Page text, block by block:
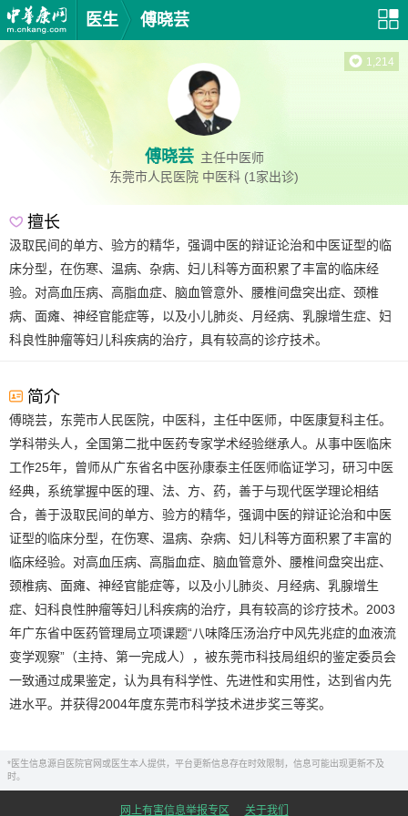
医生 傅晓芸
傅晓芸 主任中医师
东莞市人民医院 中医科 (1家出诊)
1,214
擅长
汲取民间的单方、验方的精华，强调中医的辩证论治和中医证型的临
床分型，在伤寒、温病、杂病、妇儿科等方面积累了丰富的临床经
验。对高血压病、高脂血症、脑血管意外、腰椎间盘突出症、颈椎
病、面瘫、神经官能症等，以及小儿肺炎、月经病、乳腺增生症、妇
科良性肿瘤等妇儿科疾病的治疗，具有较高的诊疗技术。
简介
傅晓芸，东莞市人民医院，中医科，主任中医师，中医康复科主任。
学科带头人，全国第二批中医药专家学术经验继承人。从事中医临床
工作25年，曾师从广东省名中医孙康泰主任医师临证学习，研习中医
经典，系统掌握中医的理、法、方、药，善于与现代医学理论相结
合，善于汲取民间的单方、验方的精华，强调中医的辩证论治和中医
证型的临床分型，在伤寒、温病、杂病、妇儿科等方面积累了丰富的
临床经验。对高血压病、高脂血症、脑血管意外、腰椎间盘突出症、
颈椎病、面瘫、神经官能症等，以及小儿肺炎、月经病、乳腺增生
症、妇科良性肿瘤等妇儿科疾病的治疗，具有较高的诊疗技术。2003
年广东省中医药管理局立项课题“八味降压汤治疗中风先兆症的血液流
变学观察”（主持、第一完成人），被东莞市科技局组织的鉴定委员会
一致通过成果鉴定，认为具有科学性、先进性和实用性，达到省内先
进水平。并获得2004年度东莞市科学技术进步奖三等奖。
*医生信息源自医院官网或医生本人提供，平台更新信息存在时效限制，信息可能出现更新不及
时。
网上有害信息举报专区 关于我们